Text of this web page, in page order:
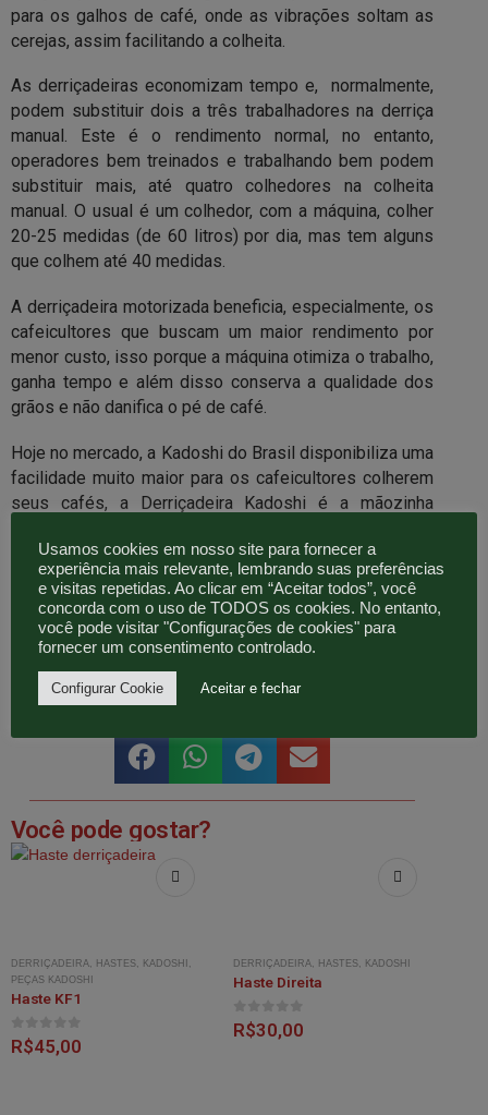
para os galhos de café, onde as vibrações soltam as
cerejas, assim facilitando a colheita.
As derriçadeiras economizam tempo e, normalmente,
podem substituir dois a três trabalhadores na derriça
manual. Este é o rendimento normal, no entanto,
operadores bem treinados e trabalhando bem podem
substituir mais, até quatro colhedores na colheita
manual. O usual é um colhedor, com a máquina, colher
20-25 medidas (de 60 litros) por dia, mas tem alguns
que colhem até 40 medidas.
A derriçadeira motorizada beneficia, especialmente, os
cafeicultores que buscam um maior rendimento por
menor custo, isso porque a máquina otimiza o trabalho,
ganha tempo e além disso conserva a qualidade dos
grãos e não danifica o pé de café.
Hoje no mercado, a Kadoshi do Brasil disponibiliza uma
facilidade muito maior para os cafeicultores colherem
seus cafés, a Derriçadeira Kadoshi é a mãozinha
muito resistente, a derriçadeira Kadoshi foi
desenvolvida com a potência que o cafeicultor precisa,
dedos de alta qualidade e fácil substituição . Uma
ferramenta resistente e indicada para trabalhos leves e
pesados.
COMPARTILHE:
Você pode gostar?
DERRIÇADEIRA HASTES KADOSHI
PEÇAS KADOSHI
Haste KF1
0out of 5
R$45,00
DERRIÇADEIRA HASTES KADOSHI
Haste Direita
0out of 5
R$30,00
Usamos cookies em nosso site para fornecer a
experiência mais relevante, lembrando suas preferências
e visitas repetidas. Ao clicar em “Aceitar todos”, você
concorda com o uso de TODOS os cookies. No entanto,
você pode visitar "Configurações de cookies" para
fornecer um consentimento controlado.
Configurar Cookie Aceitar e fechar